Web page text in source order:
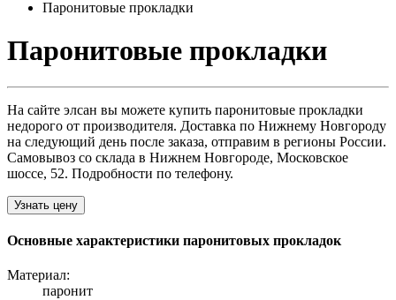
Паронитовые прокладки
Паронитовые прокладки
На сайте элсан вы можете купить паронитовые прокладки
недорого от производителя. Доставка по Нижнему Новгороду
на следующий день после заказа, отправим в регионы России.
Самовывоз со склада в Нижнем Новгороде, Московское
шоссе, 52. Подробности по телефону.
Узнать цену
Основные характеристики паронитовых прокладок
Материал:
паронит